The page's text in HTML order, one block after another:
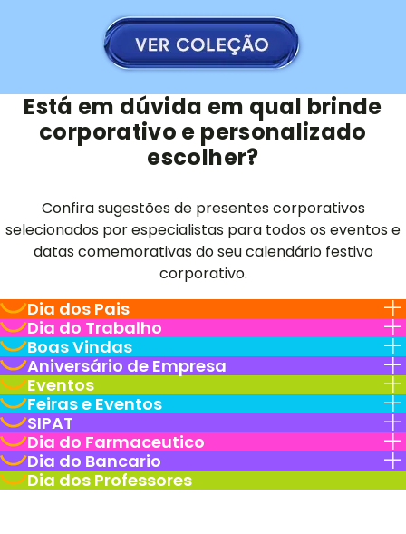
Está em dúvida em qual brinde
corporativo e personalizado
escolher?
Confira sugestões de presentes corporativos
selecionados por especialistas para todos os eventos e
datas comemorativas do seu calendário festivo
corporativo.
Dia dos Pais
Dia do Trabalho
Boas Vindas
Aniversário de Empresa
Eventos
Feiras e Eventos
SIPAT
Dia do Farmaceutico
Dia do Bancario
Dia dos Professores